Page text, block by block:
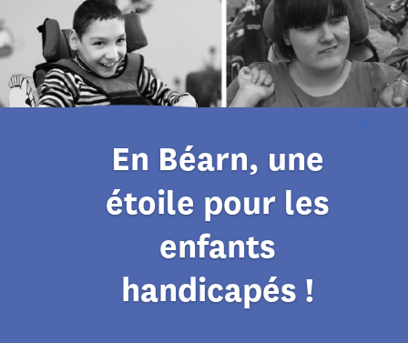
En Béarn, une
étoile pour les
enfants
handicapés !